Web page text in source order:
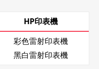
HP印表機
彩色雷射印表機
黑白雷射印表機